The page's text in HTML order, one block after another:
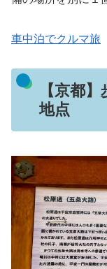
車中泊でクルマ旅
【京都
地点